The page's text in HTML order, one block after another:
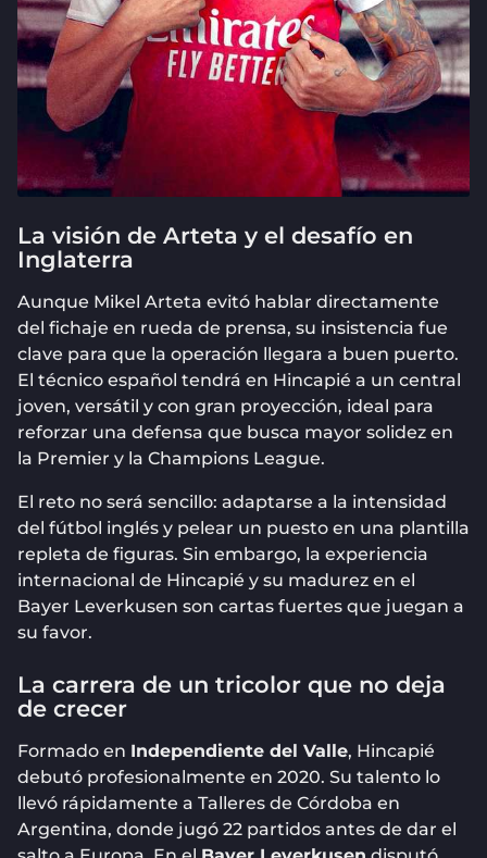
La visión de Arteta y el desafío en
Inglaterra
Aunque Mikel Arteta evitó hablar directamente
del fichaje en rueda de prensa, su insistencia fue
clave para que la operación llegara a buen puerto.
El técnico español tendrá en Hincapié a un central
joven, versátil y con gran proyección, ideal para
reforzar una defensa que busca mayor solidez en
la Premier y la Champions League.
El reto no será sencillo: adaptarse a la intensidad
del fútbol inglés y pelear un puesto en una plantilla
repleta de figuras. Sin embargo, la experiencia
internacional de Hincapié y su madurez en el
Bayer Leverkusen son cartas fuertes que juegan a
su favor.
La carrera de un tricolor que no deja
de crecer
Formado en Independiente del Valle, Hincapié
debutó profesionalmente en 2020. Su talento lo
llevó rápidamente a Talleres de Córdoba en
Argentina, donde jugó 22 partidos antes de dar el